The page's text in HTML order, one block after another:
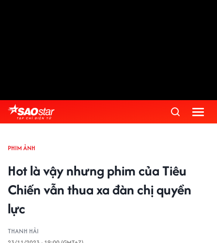
PHIM ẢNH
Hot là vậy nhưng phim của Tiêu
Chiến vẫn thua xa đàn chị quyền
lực
THANH HẢI